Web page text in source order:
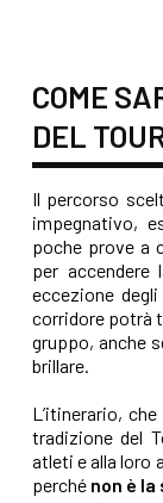
COME
DEL
Il percorso
impegnativo,
poche prove a
per
eccezione
corridore potrà
gruppo, anche
brillare.
L’itinerario,
tradizione del
atleti e alla loro
perché non è